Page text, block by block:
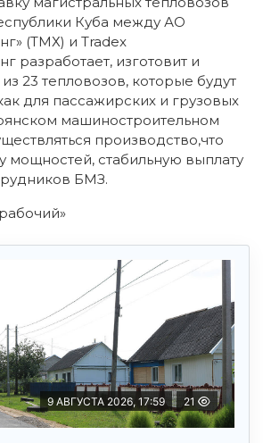
Куба между АО
(ТМХ) и Tradex
разработает, изготовит и
23 тепловозов, которые будут
для пассажирских и грузовых
машиностроительном
производство,что
мощностей, стабильную выплату
БМЗ.
9 АВГУСТА 2026, 17:59 21